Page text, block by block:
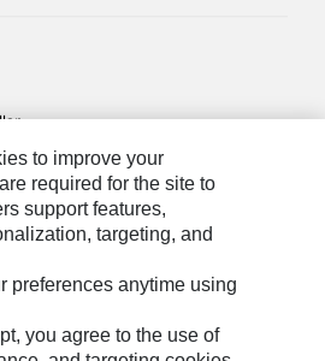
to improve your
required for the site to
support features,
targeting, and
preferences anytime using
you agree to the use of